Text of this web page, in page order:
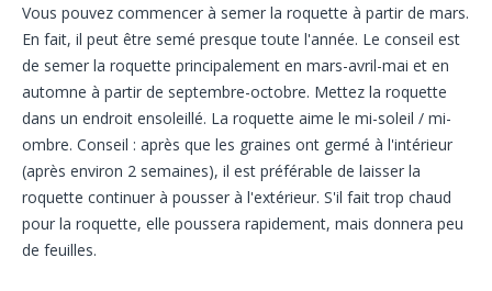
Vous pouvez commencer à semer la roquette à partir de mars.
En fait, il peut être semé presque toute l'année. Le conseil est
de semer la roquette principalement en mars-avril-mai et en
automne à partir de septembre-octobre. Mettez la roquette
dans un endroit ensoleillé. La roquette aime le mi-soleil / mi-
ombre. Conseil : après que les graines ont germé à l'intérieur
(après environ 2 semaines), il est préférable de laisser la
roquette continuer à pousser à l'extérieur. S'il fait trop chaud
pour la roquette, elle poussera rapidement, mais donnera peu
de feuilles.